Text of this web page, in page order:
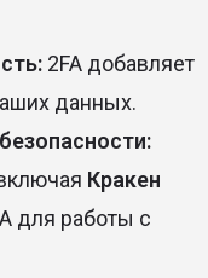
2FA добавляет
данных.
Кракен
для работы с